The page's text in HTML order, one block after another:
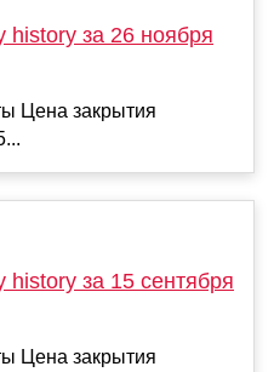
за 26 ноября
Цена закрытия
за 15 сентября
Цена закрытия